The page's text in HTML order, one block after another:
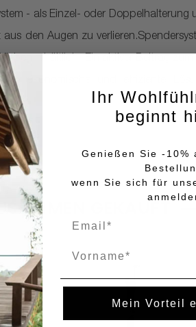
- als Einzel- oder Doppelhalterung
den Augen zu
erhältlich- Ein aktiver Beitrag
ökonomische und effiziente
GEKAUFT
Ihr
beginnt
Genießen Sie -10%
wenn Sie sich für
Mein Vorteil